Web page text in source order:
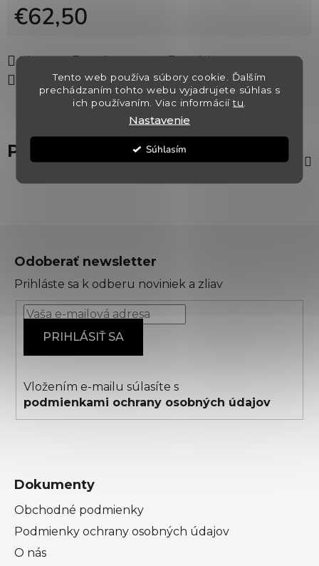
Tento web používa súbory cookie. Ďalším
prechádzaním tohto webu vyjadrujete súhlas s
ich používaním. Viac informáciítu
Nastavenie
Súhlasím
€62,50
Tlač
Opýtať sa
Strážiť
Zdieľať
Popis
Odoberať newsletter
Prihláste sa k odberu noviniek a zliav
PRIHLÁSIŤ SA
Vložením e-mailu súlasíte s
podmienkami ochrany osobných údajov
Dokumenty
Obchodné podmienky
Podmienky ochrany osobných údajov
O nás